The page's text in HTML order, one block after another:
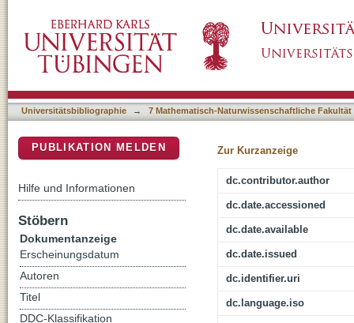
von Geschlechtseffekten
Universitätsbibliographie → 7 Mathematisch-Naturwissenschaftliche Fakultät
Zur Kurzanzeige
dc.contributor.author
dc.date.accessioned
dc.date.available
dc.date.issued
dc.identifier.uri
dc.language.iso
PUBLIKATION MELDEN
Hilfe und Informationen
Stöbern
Dokumentanzeige
Erscheinungsdatum
Autoren
Titel
DDC-Klassifikation